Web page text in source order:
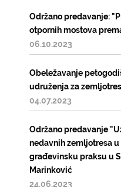
Održano predavanje:
otpornih mostova
06.10.2023
Obeležavanje
udruženja za
04.07.2023
Održano predavanje
nedavnih zemljotresa u
građevinsku praksu u
Marinković
24.06.2023